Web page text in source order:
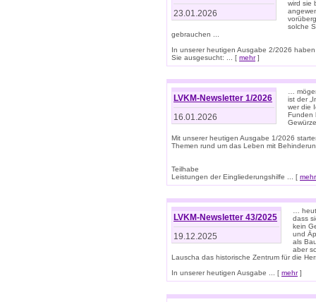
23.01.2026
wird sie
solche
gebrauchen ...
In unserer heutigen Ausgabe 2/2026
Sie ausgesucht: ... [ mehr]
LVKM-Newsletter 1/2026
16.01.2026
…
ist der
wer die
Funden
Mit unserer heutigen Ausgabe 1/2026
Themen rund um das Leben mit
Teilhabe
Leistungen der Eingliederungshilfe ... [ mehr
LVKM-Newsletter 43/2025
19.12.2025
…
dass
kein
und
als
aber
Lauscha das historische Zentrum für die
In unserer heutigen Ausgabe ... [ mehr]